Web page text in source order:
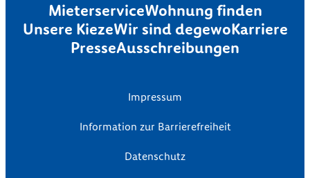
MieterserviceWohnung finden
Unsere KiezeWir sind degewoKarriere
PresseAusschreibungen
Impressum
Information zur Barrierefreiheit
Datenschutz